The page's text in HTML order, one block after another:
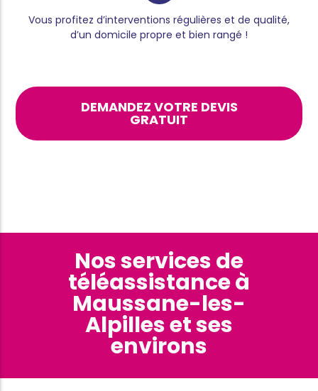
Vous profitez d’interventions régulières et de qualité,
d’un domicile propre et bien rangé !
DEMANDEZ VOTRE DEVIS
GRATUIT
Nos services de
téléassistance à
Maussane-les-
Alpilles et ses
environs